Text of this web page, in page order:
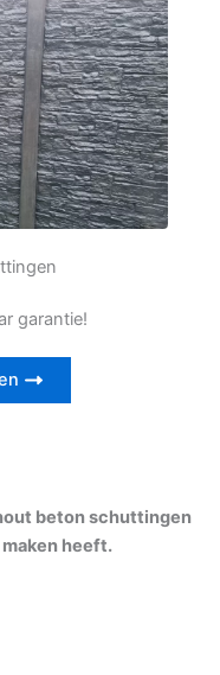
garantie!
beton schuttingen
heeft.